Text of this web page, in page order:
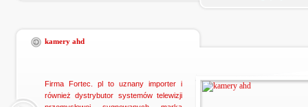
kamery ahd
Firma Fortec. pl to uznany importer i
również dystrybutor systemów telewizji